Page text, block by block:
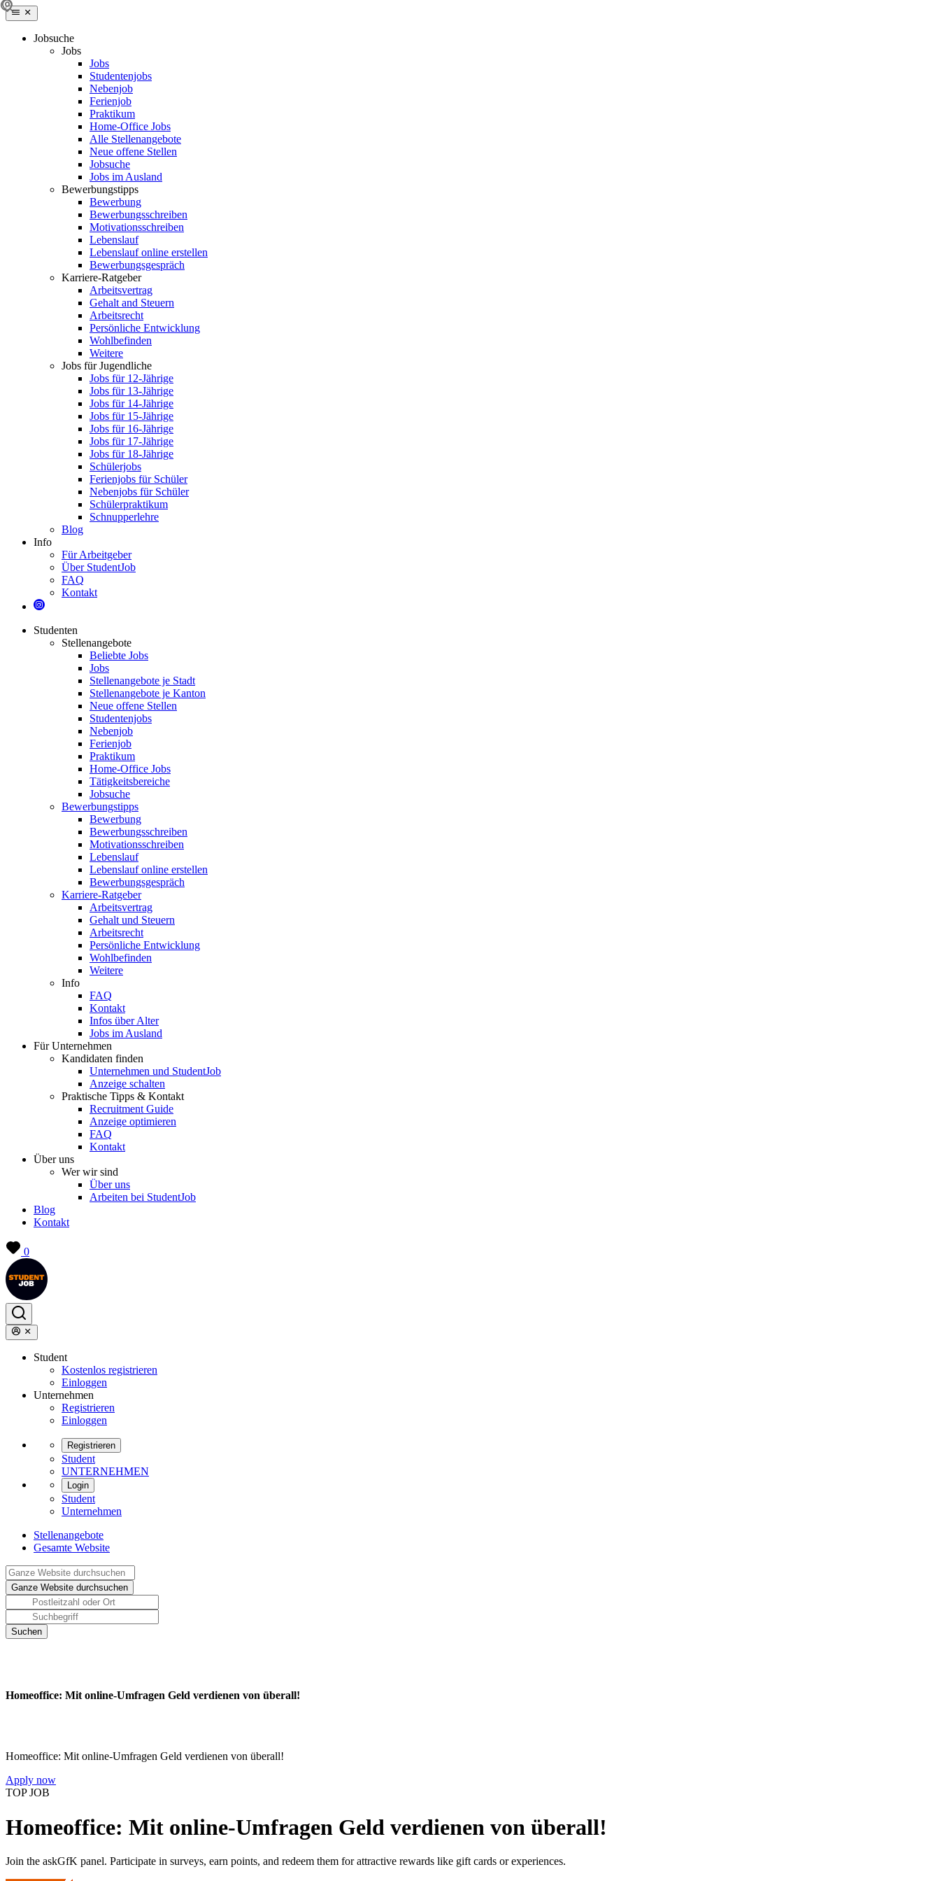
Jobsuche
Jobs
Jobs
Studentenjobs
Nebenjob
Ferienjob
Praktikum
Home-Office Jobs
Alle Stellenangebote
Neue offene Stellen
Jobsuche
Jobs im Ausland
Bewerbungstipps
Bewerbung
Bewerbungsschreiben
Motivationsschreiben
Lebenslauf
Lebenslauf online erstellen
Bewerbungsgespräch
Karriere-Ratgeber
Arbeitsvertrag
Gehalt and Steuern
Arbeitsrecht
Persönliche Entwicklung
Wohlbefinden
Weitere
Jobs für Jugendliche
Jobs für 12-Jährige
Jobs für 13-Jährige
Jobs für 14-Jährige
Jobs für 15-Jährige
Jobs für 16-Jährige
Jobs für 17-Jährige
Jobs für 18-Jährige
Schülerjobs
Ferienjobs für Schüler
Nebenjobs für Schüler
Schülerpraktikum
Schnupperlehre
Blog
Info
Für Arbeitgeber
Über StudentJob
FAQ
Kontakt
Studenten
Stellenangebote
Beliebte Jobs
Jobs
Stellenangebote je Stadt
Stellenangebote je Kanton
Neue offene Stellen
Studentenjobs
Nebenjob
Ferienjob
Praktikum
Home-Office Jobs
Tätigkeitsbereiche
Jobsuche
Bewerbungstipps
Bewerbung
Bewerbungsschreiben
Motivationsschreiben
Lebenslauf
Lebenslauf online erstellen
Bewerbungsgespräch
Karriere-Ratgeber
Arbeitsvertrag
Gehalt und Steuern
Arbeitsrecht
Persönliche Entwicklung
Wohlbefinden
Weitere
Info
FAQ
Kontakt
Infos über Alter
Jobs im Ausland
Für Unternehmen
Kandidaten finden
Unternehmen und StudentJob
Anzeige schalten
Praktische Tipps & Kontakt
Recruitment Guide
Anzeige optimieren
FAQ
Kontakt
Über uns
Wer wir sind
Über uns
Arbeiten bei StudentJob
Blog
Kontakt
0
Student
Kostenlos registrieren
Einloggen
Unternehmen
Registrieren
Einloggen
Registrieren
Student
UNTERNEHMEN
Login
Student
Unternehmen
Stellenangebote
Gesamte Website
Homeoffice: Mit online-Umfragen Geld verdienen von überall!
Homeoffice: Mit online-Umfragen Geld verdienen von überall!
Apply now
TOP JOB
Homeoffice: Mit online-Umfragen Geld verdienen von überall!
Join the askGfK panel. Participate in surveys, earn points, and redeem them for attractive rewards like gift cards or experiences.